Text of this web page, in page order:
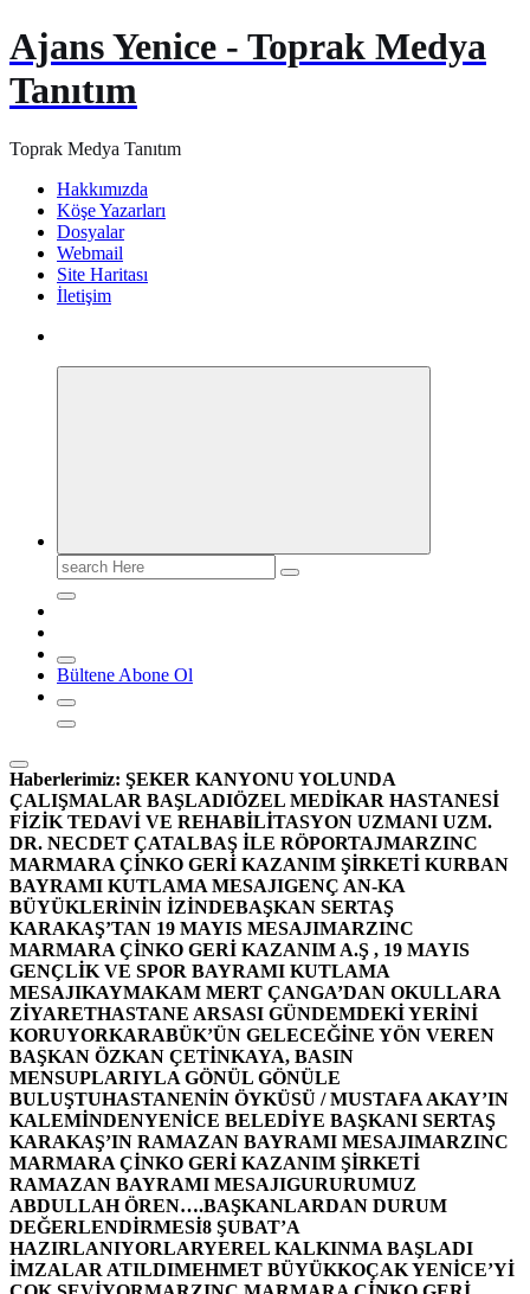
Ajans Yenice - Toprak Medya
Tanıtım
Toprak Medya Tanıtım
Hakkımızda
Köşe Yazarları
Dosyalar
Webmail
Site Haritası
İletişim
Search
for:
Bültene Abone Ol
Haberlerimiz: ŞEKER KANYONU YOLUNDA
ÇALIŞMALAR BAŞLADIÖZEL MEDİKAR HASTANESİ
FİZİK TEDAVİ VE REHABİLİTASYON UZMANI UZM.
DR. NECDET ÇATALBAŞ İLE RÖPORTAJMARZINC
MARMARA ÇİNKO GERİ KAZANIM ŞİRKETİ KURBAN
BAYRAMI KUTLAMA MESAJIGENÇ AN-KA
BÜYÜKLERİNİN İZİNDEBAŞKAN SERTAŞ
KARAKAŞ’TAN 19 MAYIS MESAJIMARZINC
MARMARA ÇİNKO GERİ KAZANIM A.Ş , 19 MAYIS
GENÇLİK VE SPOR BAYRAMI KUTLAMA
MESAJIKAYMAKAM MERT ÇANGA’DAN OKULLARA
ZİYARETHASTANE ARSASI GÜNDEMDEKİ YERİNİ
KORUYORKARABÜK’ÜN GELECEĞİNE YÖN VEREN
BAŞKAN ÖZKAN ÇETİNKAYA, BASIN
MENSUPLARIYLA GÖNÜL GÖNÜLE
BULUŞTUHASTANENİN ÖYKÜSÜ / MUSTAFA AKAY’IN
KALEMİNDENYENİCE BELEDİYE BAŞKANI SERTAŞ
KARAKAŞ’IN RAMAZAN BAYRAMI MESAJIMARZINC
MARMARA ÇİNKO GERİ KAZANIM ŞİRKETİ
RAMAZAN BAYRAMI MESAJIGURURUMUZ
ABDULLAH ÖREN….BAŞKANLARDAN DURUM
DEĞERLENDİRMESİ8 ŞUBAT’A
HAZIRLANIYORLARYEREL KALKINMA BAŞLADI
İMZALAR ATILDIMEHMET BÜYÜKKOÇAK YENİCE’Yİ